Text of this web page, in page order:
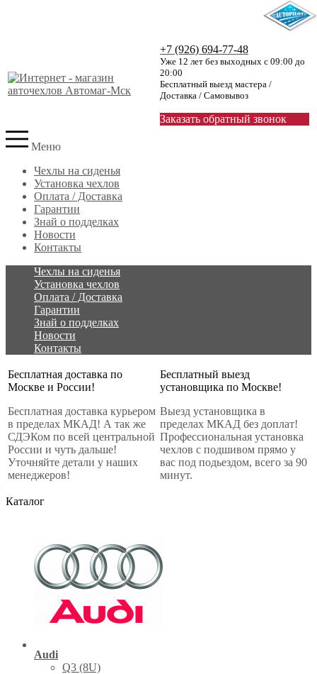
+7 (926) 694-77-48
Уже 12 лет без выходных с 09:00 до
20:00
Бесплатный выезд мастера /
Доставка / Самовывоз
Заказать обратный звонок
Меню
Чехлы на сиденья
Установка чехлов
Оплата / Доставка
Гарантии
Знай о подделках
Новости
Контакты
Чехлы на сиденья
Установка чехлов
Оплата / Доставка
Гарантии
Знай о подделках
Новости
Контакты
Бесплатная доставка по
Москве и России!
Бесплатная доставка курьером
в пределах МКАД! А так же
СДЭКом по всей центральной
России и чуть дальше!
Уточняйте детали у наших
менеджеров!
Бесплатный выезд
установщика по Москве!
Выезд установщика в
пределах МКАД без доплат!
Профессиональная установка
чехлов с подшивом прямо у
вас под подьездом, всего за 90
минут.
Каталог
Audi
Q3 (8U)